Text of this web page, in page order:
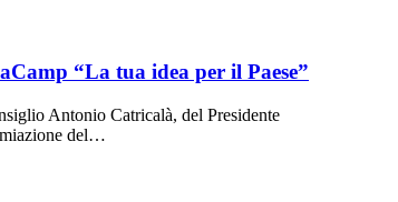
“La tua idea per il Paese”
Antonio Catricalà, del Presidente
del…